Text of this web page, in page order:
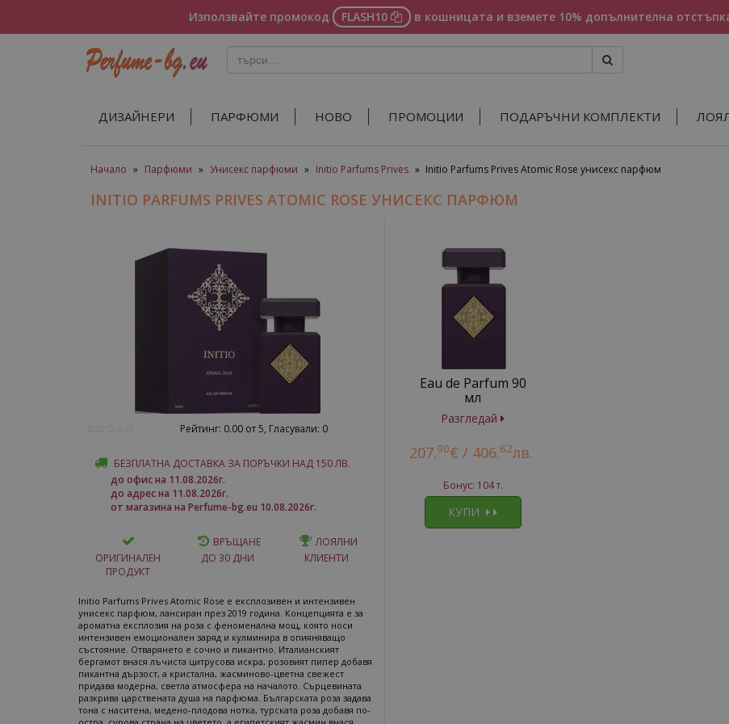
Използвайте промокод FLASH10 в кошницата и вземете 10% допълнителна
ДИЗАЙНЕРИ ПАРФЮМИ НОВО ПРОМОЦИИ ПОДАРЪЧНИ КОМПЛЕКТИ
Начало » Парфюми » Унисекс парфюми » Initio Parfums Prives » Initio Parfums Prives Atomic Rose унисекс парфюм
INITIO PARFUMS PRIVES ATOMIC ROSE УНИСЕКС ПАРФЮМ
Рейтинг: 0.00 от 5, Гласували: 0
БЕЗПЛАТНА ДОСТАВКА ЗА ПОРЪЧКИ НАД 150 ЛВ.
до офис на 11.08.2026г.
до адрес на 11.08.2026г.
от магазина на Perfume-bg.eu 10.08.2026г.
ОРИГИНАЛЕН
ПРОДУКТ
ВРЪЩАНЕ
ДО 30 ДНИ
ЛОЯЛНИ
КЛИЕНТИ
Initio Parfums Prives Atomic Rose е експлозивен и интензивен
унисекс парфюм, лансиран през 2019 година. Концепцията е за
ароматна експлозия на роза с феноменална мощ, която носи
интензивен емоционален заряд и кулминира в опияняващо
състояние. Отварянето е сочно и пикантно. Италианският
бергамот внася лъчиста цитрусова искра, розовият пипер добавя
пикантна дързост, а кристална, жасминово-цветна свежест
придава модерна, светла атмосфера на началото. Сърцевината
разкрива царствената душа на парфюма. Българската роза задава
тона с наситена, медено-плодова нотка, турската роза добавя по-
Eau de Parfum 90
мл
Разгледай
207.90€ / 406.62лв.
Бонус: 104 т.
КУПИ